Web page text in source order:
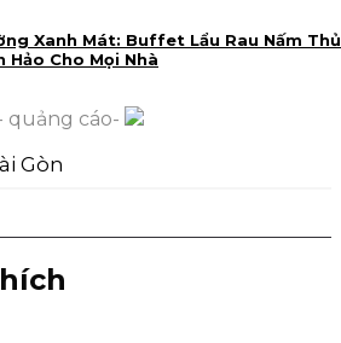
Xanh Mát: Buffet Lẩu Rau Nấm Thủ
Hảo Cho Mọi Nhà
quảng cáo-
Gòn